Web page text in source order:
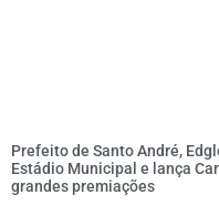
Prefeito de Santo André,
Estádio Municipal e lança
grandes premiações